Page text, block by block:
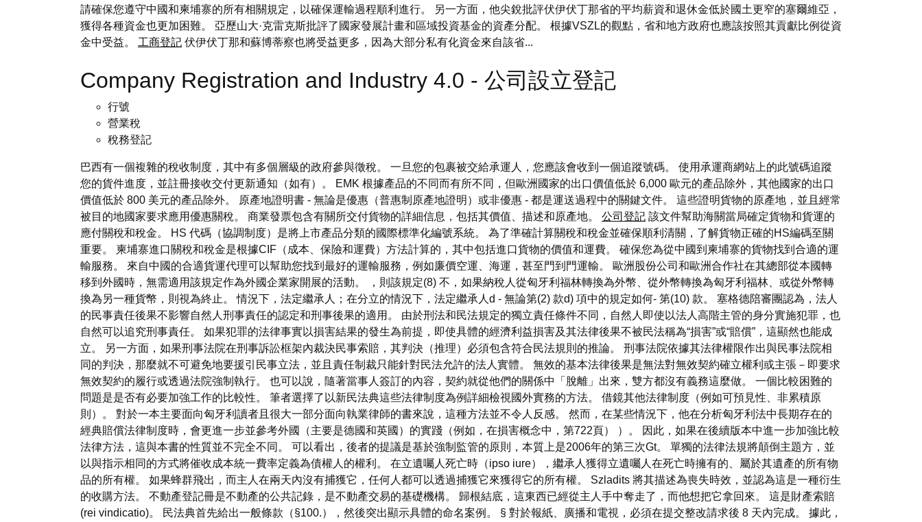
請確保您遵守中國和柬埔寨的所有相關規定，以確保運輸過程順利進行。 另一方面，他尖銳批評伏伊伏丁那省的平均薪資和退休金低於國土更窄的塞爾維亞，
獲得各種資金也更加困難。 亞歷山大·克雷克斯批評了國家發展計畫和區域投資基金的資產分配。 根據VSZL的觀點，省和地方政府也應該按照其貢獻比例從資
金中受益。 工商登記 伏伊伏丁那和蘇博蒂察也將受益更多，因為大部分私有化資金來自該省...
Company Registration and Industry 4.0 - 公司設立登記
行號
營業稅
稅務登記
巴西有一個複雜的稅收制度，其中有多個層級的政府參與徵稅。 一旦您的包裹被交給承運人，您應該會收到一個追蹤號碼。 使用承運商網站上的此號碼追蹤
您的貨件進度，並註冊接收交付更新通知（如有）。 EMK 根據產品的不同而有所不同，但歐洲國家的出口價值低於 6,000 歐元的產品除外，其他國家的出口
價值低於 800 美元的產品除外。 原產地證明書 - 無論是優惠（普惠制原產地證明）或非優惠 - 都是運送過程中的關鍵文件。 這些證明貨物的原產地，並且經常
被目的地國家要求應用優惠關稅。 商業發票包含有關所交付貨物的詳細信息，包括其價值、描述和原產地。 公司登記 該文件幫助海關當局確定貨物和貨運的
應付關稅和稅金。 HS 代碼（協調制度）是將上市產品分類的國際標準化編號系統。 為了準確計算關稅和稅金並確保順利清關，了解貨物正確的HS編碼至關
重要。 柬埔寨進口關稅和稅金是根據CIF（成本、保險和運費）方法計算的，其中包括進口貨物的價值和運費。 確保您為從中國到柬埔寨的貨物找到合適的運
輸服務。 來自中國的合適貨運代理可以幫助您找到最好的運輸服務，例如廉價空運、海運，甚至門到門運輸。 歐洲股份公司和歐洲合作社在其總部從本國轉
移到外國時，無需適用該規定作為外國企業家開展的活動。 ，則該規定(8) 不，如果納稅人從匈牙利福林轉換為外幣、從外幣轉換為匈牙利福林、或從外幣轉
換為另一種貨幣，則視為終止。 情況下，法定繼承人；在分立的情況下，法定繼承人d - 無論第(2) 款d) 項中的規定如何- 第(10) 款。 塞格德陪審團認為，法人
的民事責任後果不影響自然人刑事責任的認定和刑事後果的適用。 由於刑法和民法規定的獨立責任條件不同，自然人即使以法人高階主管的身分實施犯罪，也
自然可以追究刑事責任。 如果犯罪的法律事實以損害結果的發生為前提，即使具體的經濟利益損害及其法律後果不被民法稱為“損害”或“賠償”，這顯然也能成
立。 另一方面，如果刑事法院在刑事訴訟框架內裁決民事索賠，其判決（推理）必須包含符合民法規則的推論。 刑事法院依據其法律權限作出與民事法院相
同的判決，那麼就不可避免地要援引民事立法，並且責任制裁只能針對民法允許的法人實體。 無效的基本法律後果是無法對無效契約確立權利或主張－即要求
無效契約的履行或透過法院強制執行。 也可以說，隨著當事人簽訂的內容，契約就從他們的關係中「脫離」出來，雙方都沒有義務這麼做。 一個比較困難的
問題是是否有必要加強工作的比較性。 筆者選擇了以新民法典這些法律制度為例詳細檢視國外實務的方法。 借鏡其他法律制度（例如可預見性、非累積原
則）。 對於一本主要面向匈牙利讀者且很大一部分面向執業律師的書來說，這種方法並不令人反感。 然而，在某些情況下，他在分析匈牙利法中長期存在的
經典賠償法律制度時，會更進一步並參考外國（主要是德國和英國）的實踐（例如，在損害概念中，第722頁） ）。 因此，如果在後續版本中進一步加強比較
法律方法，這與本書的性質並不完全不同。 可以看出，後者的提議是基於強制監管的原則，本質上是2006年的第三次Gt。 單獨的法律法規將顛倒主題方，並
以與指示相同的方式將催收成本統一費率定義為債權人的權利。 在立遺囑人死亡時（ipso iure），繼承人獲得立遺囑人在死亡時擁有的、屬於其遺產的所有物
品的所有權。 如果蜂群飛出，而主人在兩天內沒有捕獲它，任何人都可以透過捕獲它來獲得它的所有權。 Szladits 將其描述為喪失時效，並認為這是一種衍生
的收購方法。 不動產登記冊是不動產的公共記錄，是不動產交易的基礎機構。 歸根結底，這東西已經從主人手中奪走了，而他想把它拿回來。 這是財產索賠
(rei vindicatio)。 民法典首先給出一般條款（§100.），然後突出顯示具體的命名案例。 § 對於報紙、廣播和電視，必須在提交整改請求後 8 天內完成。 據此，